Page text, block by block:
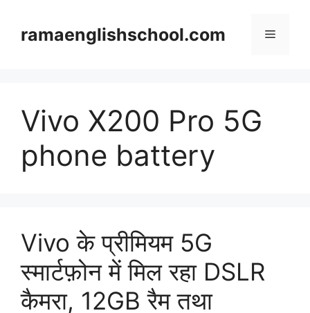
contentramaenglishschool.com Menu
Vivo X200 Pro 5G
phone battery
Vivo के प्रीमियम 5G
स्मार्टफ़ोन में मिल रहा DSLR
कैमरा, 12GB रैम तथा